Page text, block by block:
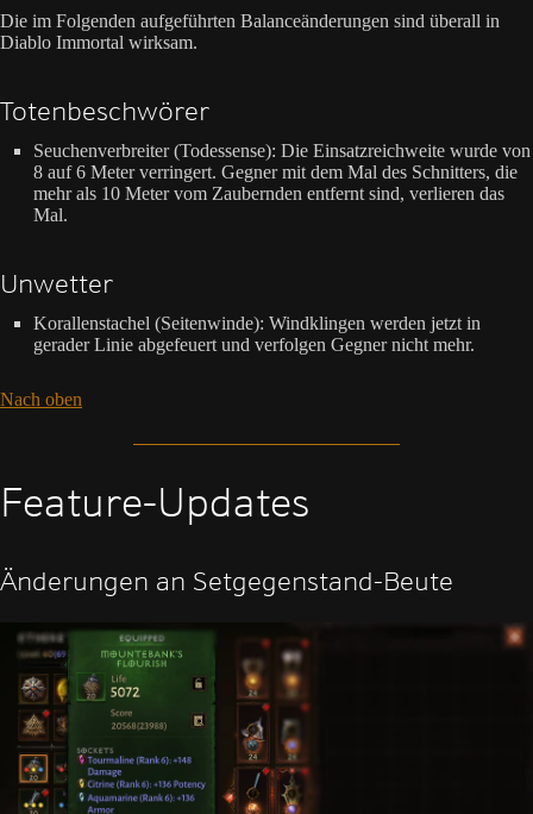
Die im Folgenden aufgeführten Balanceänderungen sind überall in
Diablo Immortal wirksam.
Totenbeschwörer
Seuchenverbreiter (Todessense): Die Einsatzreichweite wurde von
8 auf 6 Meter verringert. Gegner mit dem Mal des Schnitters, die
mehr als 10 Meter vom Zaubernden entfernt sind, verlieren das
Mal.
Unwetter
Korallenstachel (Seitenwinde): Windklingen werden jetzt in
gerader Linie abgefeuert und verfolgen Gegner nicht mehr.
Nach oben
Feature-Updates
Änderungen an Setgegenstand-Beute